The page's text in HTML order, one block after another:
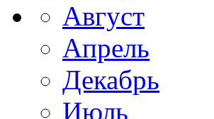
Август
Апрель
Декабрь
Июль